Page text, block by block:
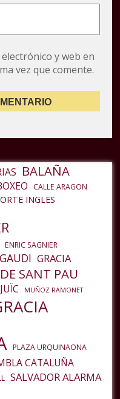
y web en
vez que comente.
BALAÑA
CALLE ARAGON
INGLES
ENRIC SAGNIER
GAUDI GRACIA
SANT PAU
MUÑOZ RAMONET
PLAZA URQUINAONA
CATALUÑA
SALVADOR ALARMA